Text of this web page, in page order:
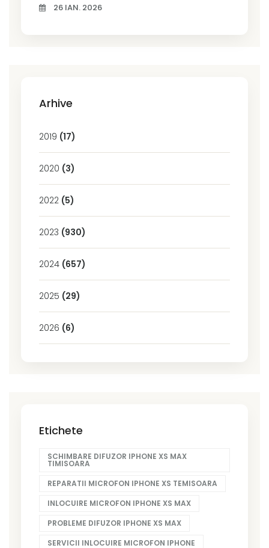
26 IAN. 2026
Arhive
2019 (17)
2020 (3)
2022 (5)
2023 (930)
2024 (657)
2025 (29)
2026 (6)
Etichete
SCHIMBARE DIFUZOR IPHONE XS MAX
TIMISOARA
REPARATII MICROFON IPHONE XS TEMISOARA
INLOCUIRE MICROFON IPHONE XS MAX
PROBLEME DIFUZOR IPHONE XS MAX
SERVICII INLOCUIRE MICROFON IPHONE